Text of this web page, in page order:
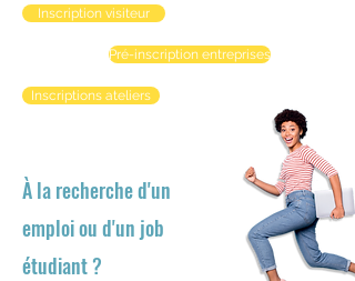
Inscription visiteur
Pré-inscription entreprises
Inscriptions ateliers
À la recherche d'un
emploi ou d'un job
étudiant ?